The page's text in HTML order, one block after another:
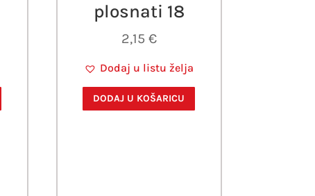
plosnati 18
2,15 €
Dodaj u listu želja
DODAJ U KOŠARICU